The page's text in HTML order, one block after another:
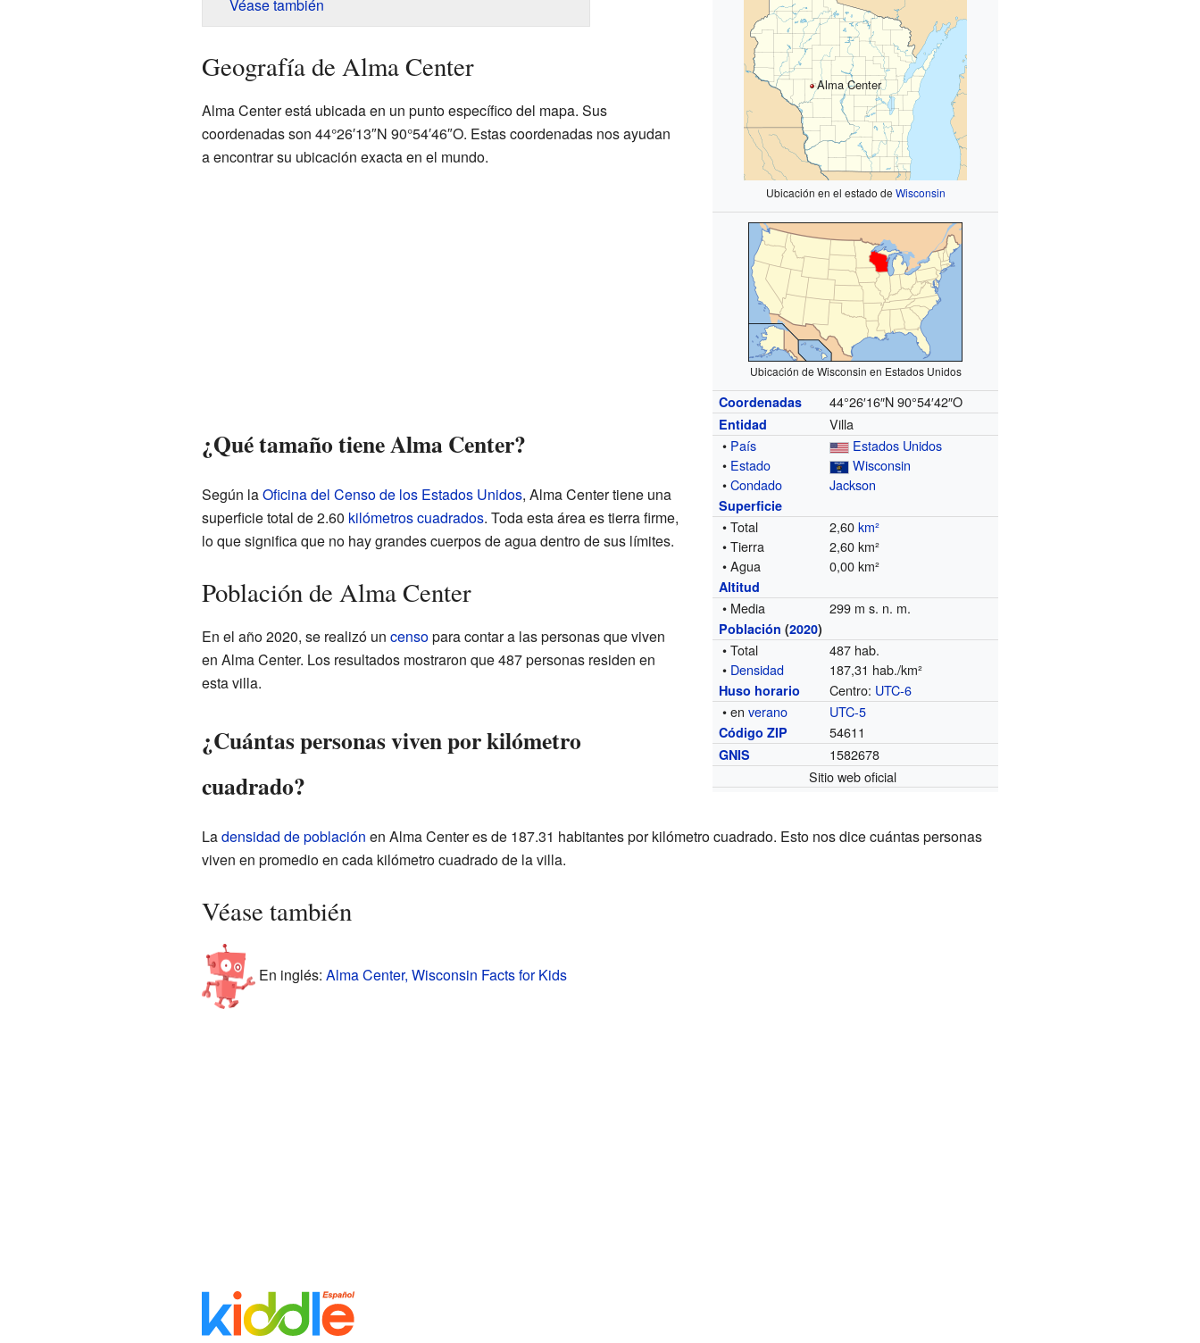
Alma Center
Ubicación en el estado de Wisconsin
Ubicación de Wisconsin en Estados Unidos
Coordenadas 44°26′16″N 90°54′42″O
Entidad
Villa
• País
Estados Unidos
• Estado
Wisconsin
•Condado Jackson
Superficie
• Total 2,60km²
• Tierra
2,60 km²
• Agua
0,00 km²
Altitud
• Media 299 m s. n. m.
Población (2020)
• Total
487 hab.
• Densidad 187,31 hab./km²
Huso horario Centro: UTC-6
• enverano UTC-5
Código ZIP 54611
GNIS
1582678
Sitio web oficial
Véase también
Geografía de Alma Center
Alma Center está ubicada en un punto específico del mapa. Sus
coordenadas son 44°26′13″N 90°54′46″O. Estas coordenadas nos ayudan
a encontrar su ubicación exacta en el mundo.
¿Qué tamaño tiene Alma Center?
Según laOficina del Censo de los Estados Unidos, Alma Center tiene una
superficie total de 2.60 kilómetros cuadrados. Toda esta área es tierra firme,
lo que significa que no hay grandes cuerpos de agua dentro de sus límites.
Población de Alma Center
En el año 2020, se realizó un censopara contar a las personas que viven
en Alma Center. Los resultados mostraron que 487 personas residen en
esta villa.
¿Cuántas personas viven por kilómetro
cuadrado?
Ladensidad de población en Alma Center es de 187.31 habitantes por kilómetro cuadrado. Esto nos dice cuántas personas
viven en promedio en cada kilómetro cuadrado de la villa.
Véase también
En inglés: Alma Center, Wisconsin Facts for Kids